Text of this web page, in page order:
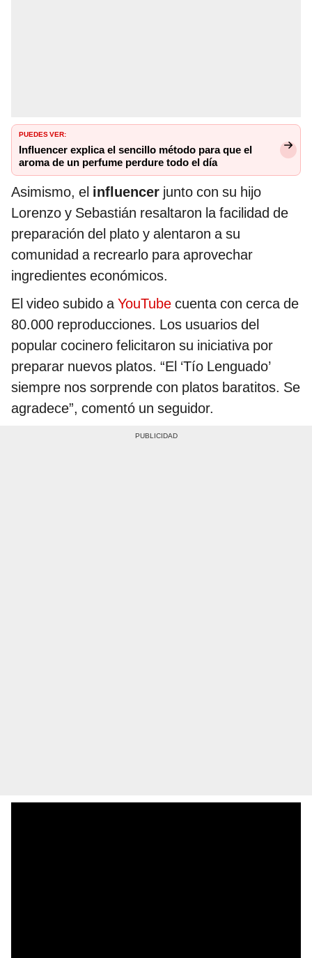
PUEDES VER:
Influencer explica el sencillo método para que el
aroma de un perfume perdure todo el día
Asimismo, el influencer junto con su hijo
Lorenzo y Sebastián resaltaron la facilidad de
preparación del plato y alentaron a su
comunidad a recrearlo para aprovechar
ingredientes económicos.
El video subido aYouTube cuenta con cerca de
80.000 reproducciones. Los usuarios del
popular cocinero felicitaron su iniciativa por
preparar nuevos platos. “El ‘Tío Lenguado’
siempre nos sorprende con platos baratitos. Se
agradece”, comentó un seguidor.